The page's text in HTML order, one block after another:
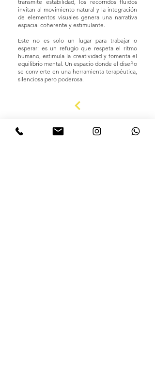
transmite estabilidad, los recorridos fluidos
invitan al movimiento natural y la integración
de elementos visuales genera una narrativa
espacial coherente y estimulante.
Este no es solo un lugar para trabajar o
esperar: es un refugio que respeta el ritmo
humano, estimula la creatividad y fomenta el
equilibrio mental. Un espacio donde el diseño
se convierte en una herramienta terapéutica,
silenciosa pero poderosa.